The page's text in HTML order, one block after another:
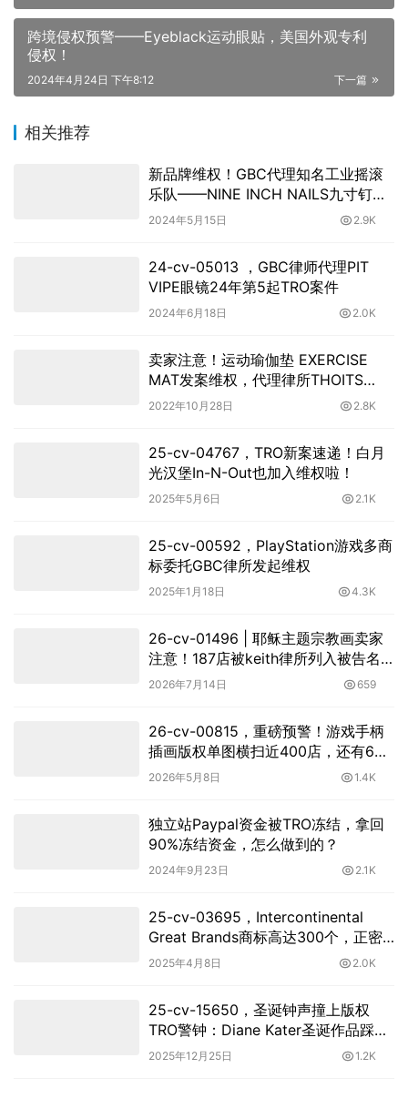
跨境侵权预警——Eyeblack运动眼贴，美国外观专利
侵权！
下一篇
2024年4月24日 下午8:12
相关推荐
新品牌维权！GBC代理知名工业摇滚
乐队——NINE INCH NAILS九寸钉乐
队发起商标诉讼！
2024年5月15日 2.9K
24-cv-05013 ，GBC律师代理PIT
VIPE眼镜24年第5起TRO案件
2024年6月18日 2.0K
卖家注意！运动瑜伽垫 EXERCISE
MAT发案维权，代理律所THOITS
LAW！现已签署TRO临时限制令！
2022年10月28日 2.8K
25-cv-04767，TRO新案速递！白月
光汉堡In-N-Out也加入维权啦！
2025年5月6日 2.1K
25-cv-00592，PlayStation游戏多商
标委托GBC律所发起维权
2025年1月18日 4.3K
26-cv-01496 | 耶稣主题宗教画卖家
注意！187店被keith律所列入被告名
单，面临TRO冻结风险！
2026年7月14日 659
26-cv-00815，重磅预警！游戏手柄
插画版权单图横扫近400店，还有69
个版权埋雷！
2026年5月8日 1.4K
独立站Paypal资金被TRO冻结，拿回
90%冻结资金，怎么做到的？
2024年9月23日 2.1K
25-cv-03695，Intercontinental
Great Brands商标高达300个，正密
封维权！
2025年4月8日 2.0K
25-cv-15650，圣诞钟声撞上版权
TRO警钟：Diane Kater圣诞作品踩点
维权
2025年12月25日 1.2K